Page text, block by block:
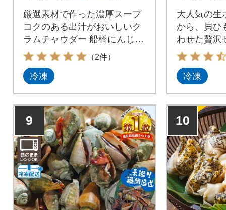
厳選素材で作った濃厚スープ
コクのある出汁がおいしいク
ラムチャウダー 船橋にんじん
のポタージュスープ
（2件）
冷凍
大人気の生
から、貝ひ
わせた贅沢
ます。
冷凍
9 10